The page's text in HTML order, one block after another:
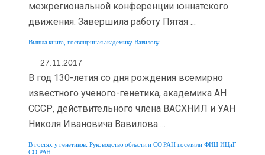
межрегиональной конференции юннатского
движения. Завершила работу Пятая ...
Вышла книга, посвященная академику Вавилову
27.11.2017
В год 130-летия со дня рождения всемирно
известного ученого-генетика, академика АН
СССР, действительного члена ВАСХНИЛ и УАН
Николя Ивановича Вавилова ...
В гостях у генетиков. Руководство области и СО РАН посетили ФИЦ ИЦиГ
СО РАН